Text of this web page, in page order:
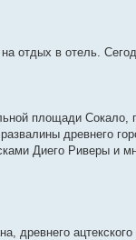
отдых в отель.
площади Сокало,
древнего
Диего Риверы и
древнего